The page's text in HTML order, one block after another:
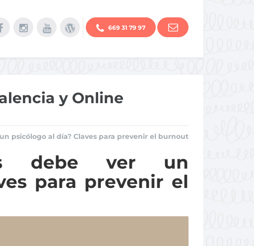
669 31 79 97
y Online
psicólogo al día? Claves para prevenir el burnout
debe ver un
para prevenir el